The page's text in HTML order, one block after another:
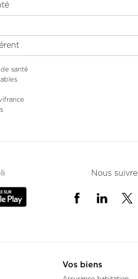
santé
Nous suivre
Vos biens